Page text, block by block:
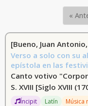
Romani, Felice, 1788-
Giacosa, Giuseppe,
Carré, Michel, 1822-
Audran, Edmond,
Barbier, Jules, 1825-
«
[Bueno, Juan Antonio,
Verso a solo con su
epístola en las
Canto votivo
S. XVIII [Siglo XVIII
Íncipit Latín Música